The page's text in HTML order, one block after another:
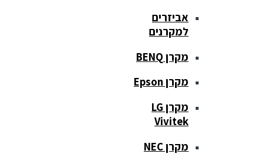
אביזרים
למקרנים
מקרן BENQ
מקרן Epson
מקרן LG
Vivitek
מקרן NEC